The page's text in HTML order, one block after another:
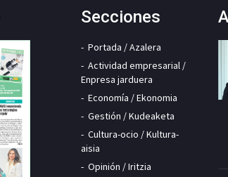
Secciones
Portada / Azalera
Actividad empresarial /
Enpresa jarduera
Economía / Ekonomia
Gestión / Kudeaketa
Cultura-ocio / Kultura-
aisia
Opinión / Iritzia